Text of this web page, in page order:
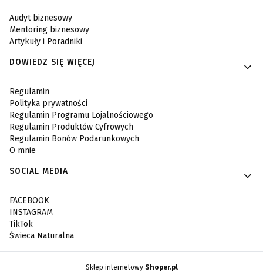
Audyt biznesowy
Mentoring biznesowy
Artykuły i Poradniki
DOWIEDZ SIĘ WIĘCEJ
Regulamin
Polityka prywatności
Regulamin Programu Lojalnościowego
Regulamin Produktów Cyfrowych
Regulamin Bonów Podarunkowych
O mnie
SOCIAL MEDIA
FACEBOOK
INSTAGRAM
TikTok
Świeca Naturalna
Sklep internetowy Shoper.pl